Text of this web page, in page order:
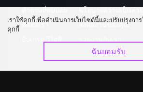
ติดต่อเรา
ส่งผลงานของคุณ
เราใช้คุกกี้เพื่อดำเนินการเว็บไซต์นี้และปรับปรุงกา
คุกกี้
ฉันยอมรับ